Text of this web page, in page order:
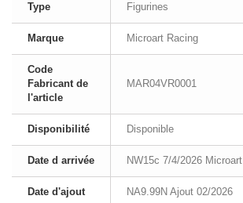
Type Figurines
Marque Microart Racing
Code
Fabricant de
l'article
MAR04VR0001
Disponibilité Disponible
Date d arrivée NW15c 7/4/2026 Microart
Date d'ajout NA9.99N Ajout 02/2026